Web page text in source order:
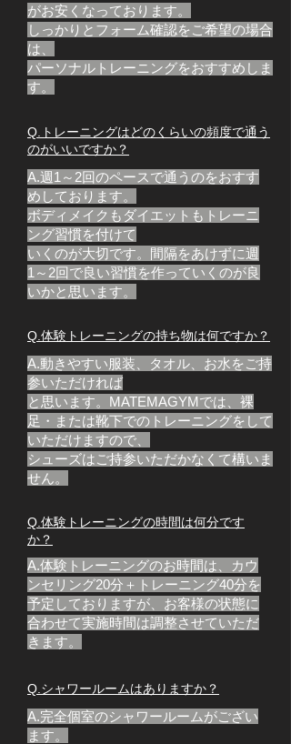
がお安くなっております。
しっかりとフォーム確認を​ご希望の場合
は、
パーソナルトレーニングをおすすめしま
す。
​Q.トレーニングはどのくらいの頻度で通う
のがいいですか？
A.週1～2回のペースで通うのをおすす
めしております。
​ボディメイクもダイエットもトレーニ
ング習慣を付けて
いくのが大切です。間隔をあけずに週
1～2回で良い習慣を作っていくのが良
いかと思います。
Q.体験トレーニングの持ち物は何ですか？
A.動きやすい服装、タオル、お水をご持
参いただければ
と思います。MATEMAGYMでは、裸
足・または靴下でのトレーニングをして
いただけますので、
シューズはご持参いただかなくて構いま
せん。
Q.体験トレーニングの時間は何分です
か？
A.体験トレーニングのお時間は、カウ
ンセリング20分＋トレーニング40分を
予定しておりますが、お客様の状態に
合わせて実施時間は調整させていただ
きます。
Q.シャワールームはありますか？
A.完全個室のシャワールームがござい
ます。